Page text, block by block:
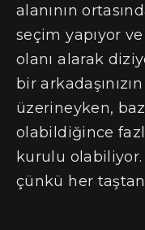
alanının
seçim yapıyor
olanı alarak
bir
üzerineyken,
olabildiğince
kurulu olabiliyor.
çünkü her